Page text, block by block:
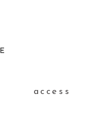
access